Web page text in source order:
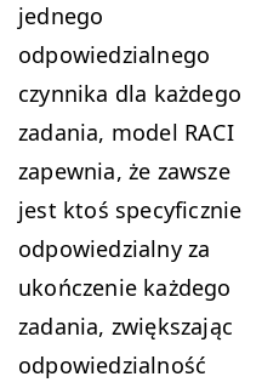
jed­nego
odpowiedzial­nego
czyn­ni­ka dla każdego
zada­nia, mod­el RACI
zapew­nia, że zawsze
jest ktoś specy­ficznie
odpowiedzial­ny za
ukończe­nie każdego
zada­nia, zwięk­sza­jąc
odpowiedzial­ność